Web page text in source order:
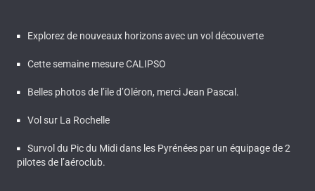
Explorez de nouveaux horizons avec un vol découverte
Cette semaine mesure CALIPSO
Belles photos de l’ile d’Oléron, merci Jean Pascal.
Vol sur La Rochelle
Survol du Pic du Midi dans les Pyrénées par un équipage de 2
pilotes de l’aéroclub.